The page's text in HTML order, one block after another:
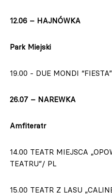
12.06 – HAJNÓWKA
Park Miejski
19.00 - DUE MONDI
26.07 – NAREWKA
Amfiteratr
14.00 TEATR MIEJSCA
TEATRU”/ PL
15.00 TEATR Z LASU